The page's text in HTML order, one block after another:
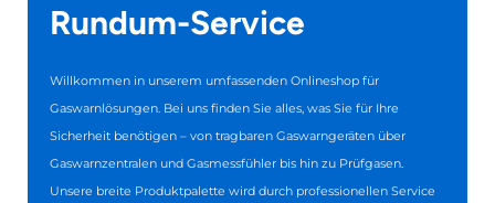
Rundum-Service
Willkommen in unserem umfassenden Onlineshop für
Gaswarnlösungen. Bei uns finden Sie alles, was Sie für Ihre
Sicherheit benötigen – von tragbaren Gaswarngeräten über
Gaswarnzentralen und Gasmessfühler bis hin zu Prüfgasen.
Unsere breite Produktpalette wird durch professionellen Service